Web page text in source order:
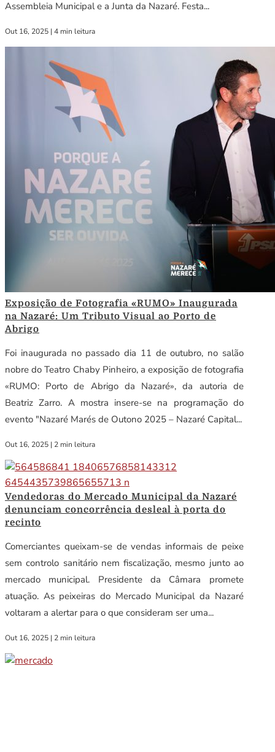
Assembleia Municipal e a Junta da Nazaré. Festa...
Out 16, 2025 | 4 min leitura
Exposição de Fotografia «RUMO» Inaugurada
na Nazaré: Um Tributo Visual ao Porto de
Abrigo
Foi inaugurada no passado dia 11 de outubro, no salão
nobre do Teatro Chaby Pinheiro, a exposição de fotografia
«RUMO: Porto de Abrigo da Nazaré», da autoria de
Beatriz Zarro. A mostra insere-se na programação do
evento "Nazaré Marés de Outono 2025 – Nazaré Capital...
Out 16, 2025 | 2 min leitura
Vendedoras do Mercado Municipal da Nazaré
denunciam concorrência desleal à porta do
recinto
Comerciantes queixam-se de vendas informais de peixe
sem controlo sanitário nem fiscalização, mesmo junto ao
mercado municipal. Presidente da Câmara promete
atuação. As peixeiras do Mercado Municipal da Nazaré
voltaram a alertar para o que consideram ser uma...
Out 16, 2025 | 2 min leitura